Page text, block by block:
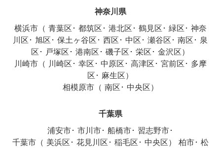
神奈川県
横浜市 （青葉区･都筑区･港北区 ･鶴見区 ･緑区･神奈
川区 ･ 旭区 ･保土ヶ谷区 ･西区 ･ 中区 ･瀬谷区 ･南区 ･ 泉
区 ･ 戸塚区 ･港南区 ･磯子区 ･栄区 ･金沢区）
川崎市（ 川崎区 ･ 幸区 ･ 中原区 ･ 高津区 ･ 宮前区 ･ 多摩
区 ･ 麻生区）
相模原市（ 南区 ･ 中央区）
千葉県
浦安市･市川市･船橋市･ 習志野市･
千葉市 （ 美浜区 ･花見川区 ･稲毛区 ･ 中央区）柏市･松